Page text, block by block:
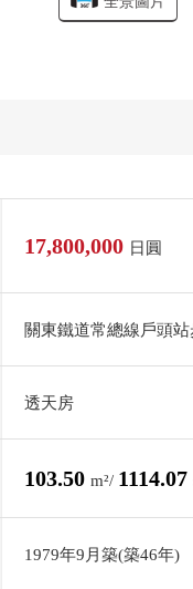
17,800,000 日圓
關東鐵道常總線戶頭
透天房
103.50 m²/ 1114.07
1979年9月築(築46年)